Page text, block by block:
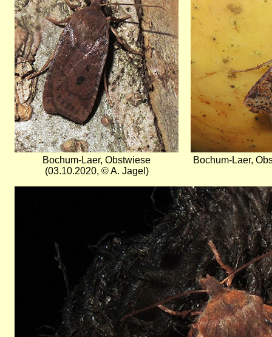
Bochum-Laer, Obstwiese
(03.10.2020, © A. Jagel)
Bochum-Laer,